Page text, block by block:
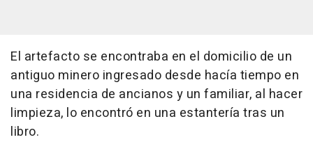
El artefacto se encontraba en el domicilio de un
antiguo minero ingresado desde hacía tiempo en
una residencia de ancianos y un familiar, al hacer
limpieza, lo encontró en una estantería tras un
libro.